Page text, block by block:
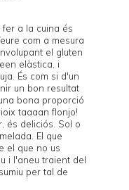
a la cuina és
com a mesura
el gluten
elàstica, i
És com si d'un
un bon resultat
bona proporció
taaaan flonjo!
és deliciós. Sol o
El que
el que no us
i l'aneu traient del
per tal de